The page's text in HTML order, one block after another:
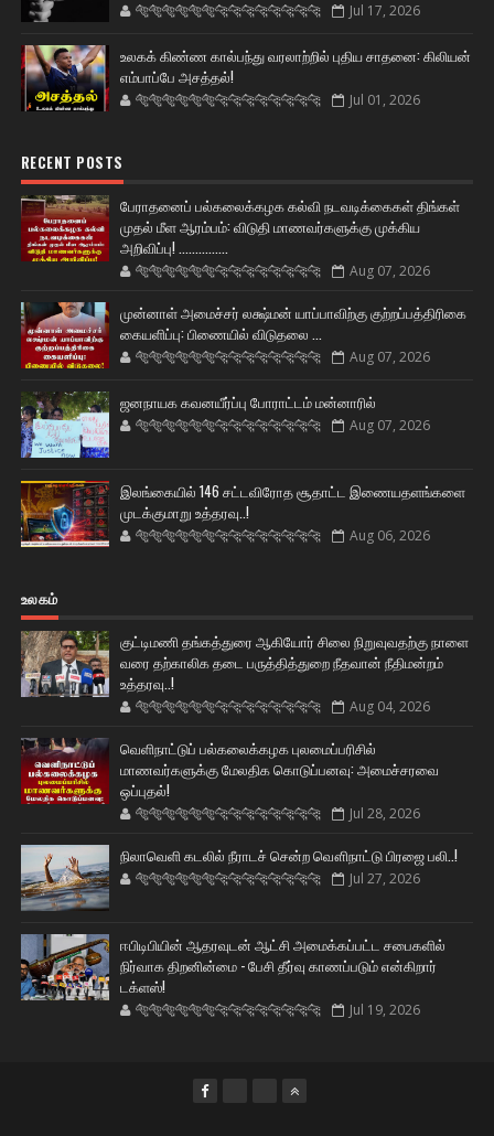
🐅🐅🐅🐅🐅🐅🐆🐆🐆🐆🐆🐆🐆🐆 Jul 17, 2026
உலகக் கிண்ண கால்பந்து வரலாற்றில் புதிய சாதனை: கிலியன்
எம்பாப்பே அசத்தல்!
🐅🐅🐅🐅🐅🐅🐆🐆🐆🐆🐆🐆🐆🐆 Jul 01, 2026
RECENT POSTS
பேராதனைப் பல்கலைக்கழக கல்வி நடவடிக்கைகள் திங்கள்
முதல் மீள ஆரம்பம்: விடுதி மாணவர்களுக்கு முக்கிய
அறிவிப்பு! ...............
🐅🐅🐅🐅🐅🐅🐆🐆🐆🐆🐆🐆🐆🐆 Aug 07, 2026
முன்னாள் அமைச்சர் லக்ஷ்மன் யாப்பாவிற்கு குற்றப்பத்திரிகை
கையளிப்பு: பிணையில் விடுதலை ...
🐅🐅🐅🐅🐅🐅🐆🐆🐆🐆🐆🐆🐆🐆 Aug 07, 2026
ஜனநாயக கவனயீர்ப்பு போராட்டம் மன்னாரில்
🐅🐅🐅🐅🐅🐅🐆🐆🐆🐆🐆🐆🐆🐆 Aug 07, 2026
இலங்கையில் 146 சட்டவிரோத சூதாட்ட இணையதளங்களை
முடக்குமாறு உத்தரவு..!
🐅🐅🐅🐅🐅🐅🐆🐆🐆🐆🐆🐆🐆🐆 Aug 06, 2026
உலகம்
குட்டிமணி தங்கத்துரை ஆகியோர் சிலை நிறுவுவதற்கு நாளை
வரை தற்காலிக தடை பருத்தித்துறை நீதவான் நீதிமன்றம்
உத்தரவு..!
🐅🐅🐅🐅🐅🐅🐆🐆🐆🐆🐆🐆🐆🐆 Aug 04, 2026
வெளிநாட்டுப் பல்கலைக்கழக புலமைப்பரிசில்
மாணவர்களுக்கு மேலதிக கொடுப்பனவு: அமைச்சரவை
ஒப்புதல்!
🐅🐅🐅🐅🐅🐅🐆🐆🐆🐆🐆🐆🐆🐆 Jul 28, 2026
நிலாவெளி கடலில் நீராடச் சென்ற வௌிநாட்டு பிரஜை பலி..!
🐅🐅🐅🐅🐅🐅🐆🐆🐆🐆🐆🐆🐆🐆 Jul 27, 2026
ஈபிடிபியின் ஆதரவுடன் ஆட்சி அமைக்கப்பட்ட சபைகளில்
நிர்வாக திறனின்மை - பேசி தீர்வு காணப்படும் என்கிறார்
டக்ளஸ்!
🐅🐅🐅🐅🐅🐅🐆🐆🐆🐆🐆🐆🐆🐆 Jul 19, 2026